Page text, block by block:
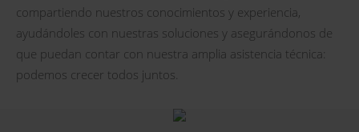
compartiendo nuestros conocimientos y experiencia,
ayudándoles con nuestras soluciones y asegurándonos de
que puedan contar con nuestra amplia asistencia técnica:
podemos crecer todos juntos.